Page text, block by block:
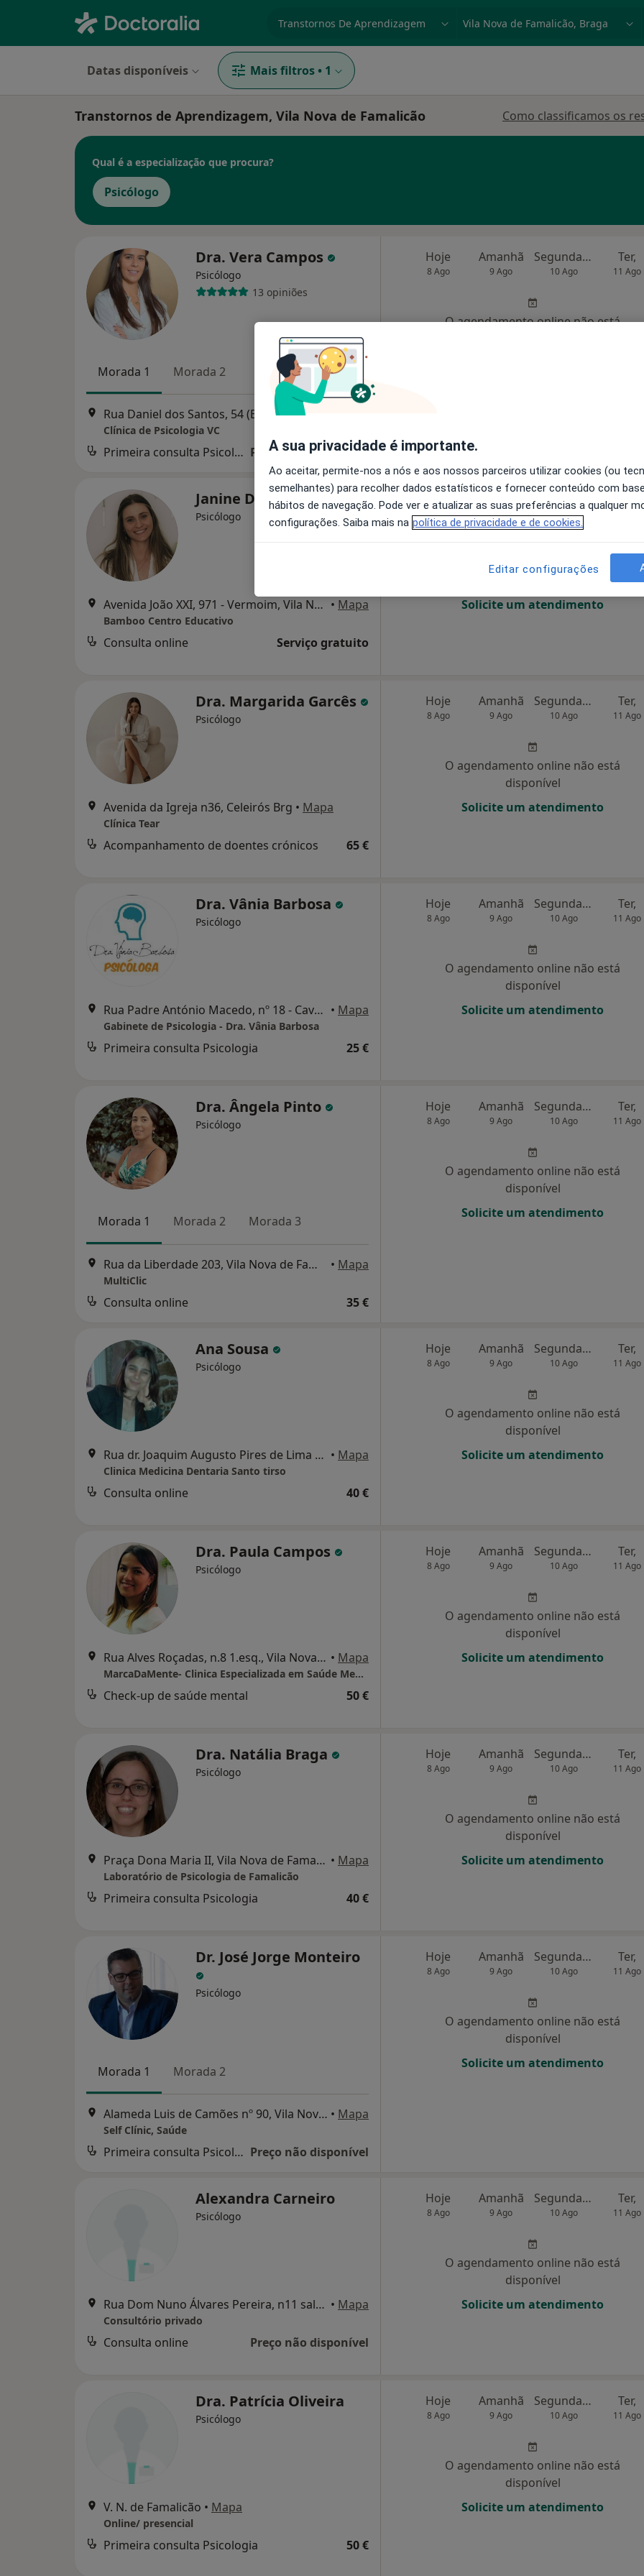
Datas disponíveis Mais filtros • 1
Transtornos de Aprendizagem, Vila Nova de Famalicão Como classificamos os
Qual é a especialização que procura?
Psicólogo
Dra. Vera Campos
Psicólogo
13 opiniões
Morada 1 Morada 2
Clínica de Psicologia VC
Primeira consulta Psicologia Preço não disponível
Hoje
8 Ago
Amanhã
9 Ago
Segunda-feira
10 Ago
Ter,
11 Ago
O agendamento online não está
Janine Dias
Psicólogo
Avenida João XXI, 971 - Vermoim, Vila Nova de Famalicão • Mapa
Bamboo Centro Educativo
Consulta online Serviço gratuito
Hoje
8 Ago 9 Ago 10 Ago 11 Ago
O agendamento online não está
disponível
Solicite um atendimento
Dra. Margarida Garcês
Psicólogo
Avenida da Igreja n36, Celeirós Brg • Mapa
Clínica Tear
Acompanhamento de doentes crónicos 65 €
Hoje
8 Ago
Amanhã
9 Ago
Segunda-feira
10 Ago
Ter,
11 Ago
O agendamento online não está
disponível
Solicite um atendimento
Dra. Vânia Barbosa
Psicólogo
Rua Padre António Macedo, nº 18 - Cavalões, Vila Nova de Famalicão • Mapa
Gabinete de Psicologia - Dra. Vânia Barbosa
Primeira consulta Psicologia 25 €
Hoje
8 Ago
Amanhã
9 Ago
Segunda-feira
10 Ago
Ter,
11 Ago
O agendamento online não está
disponível
Solicite um atendimento
Dra. Ângela Pinto
Psicólogo
Morada 1 Morada 2 Morada 3
Rua da Liberdade 203, Vila Nova de Famalicão • Mapa
MultiClic
Consulta online 35 €
Hoje
8 Ago
Amanhã
9 Ago
Segunda-feira
10 Ago
Ter,
11 Ago
O agendamento online não está
disponível
Solicite um atendimento
Ana Sousa
Psicólogo
Rua dr. Joaquim Augusto Pires de Lima 23, Santo Tirso • Mapa
Clinica Medicina Dentaria Santo tirso
Consulta online 40 €
Hoje
8 Ago
Amanhã
9 Ago
Segunda-feira
10 Ago
Ter,
11 Ago
O agendamento online não está
disponível
Solicite um atendimento
Dra. Paula Campos
Psicólogo
Rua Alves Roçadas, n.8 1.esq., Vila Nova de Famalicão • Mapa
MarcaDaMente- Clinica Especializada em Saúde Mental
Check-up de saúde mental 50 €
Hoje
8 Ago
Amanhã
9 Ago
Segunda-feira
10 Ago
Ter,
11 Ago
O agendamento online não está
disponível
Solicite um atendimento
Dra. Natália Braga
Psicólogo
Praça Dona Maria II, Vila Nova de Famalicão • Mapa
Laboratório de Psicologia de Famalicão
Primeira consulta Psicologia 40 €
Hoje
8 Ago
Amanhã
9 Ago
Segunda-feira
10 Ago
Ter,
11 Ago
O agendamento online não está
disponível
Solicite um atendimento
Dr. José Jorge Monteiro
Psicólogo
Morada 1 Morada 2
Alameda Luis de Camões nº 90, Vila Nova de Famalicão • Mapa
Self Clínic, Saúde
Primeira consulta Psicologia Preço não disponível
Hoje
8 Ago
Amanhã
9 Ago
Segunda-feira
10 Ago
Ter,
11 Ago
O agendamento online não está
disponível
Solicite um atendimento
Alexandra Carneiro
Psicólogo
Rua Dom Nuno Álvares Pereira, n11 sala 6, Santo Tirso • Mapa
Consultório privado
Consulta online Preço não disponível
Hoje
8 Ago
Amanhã
9 Ago
Segunda-feira
10 Ago
Ter,
11 Ago
O agendamento online não está
disponível
Solicite um atendimento
Dra. Patrícia Oliveira
Psicólogo
V. N. de Famalicão • Mapa
Online/ presencial
Primeira consulta Psicologia 50 €
Hoje
8 Ago
Amanhã
9 Ago
Segunda-feira
10 Ago
Ter,
11 Ago
O agendamento online não está
disponível
Solicite um atendimento
A sua privacidade é importante.
Ao aceitar, permite-nos a nós e aos nossos parceiros utilizar cookies (ou
semelhantes) para recolher dados estatísticos e fornecer conteúdo com
hábitos de navegação. Pode ver e atualizar as suas preferências a qualquer
configurações. Saiba mais na política de privacidade e de cookies.
Editar configurações